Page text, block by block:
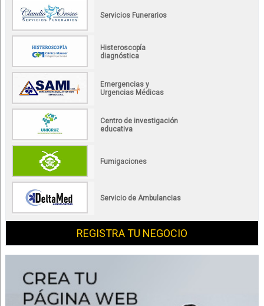
Servicios Funerarios
Histeroscopía
diagnóstica
Emergencias y
Urgencias Médicas
Centro de investigación
educativa
Fumigaciones
Servicio de Ambulancias
REGISTRA TU NEGOCIO